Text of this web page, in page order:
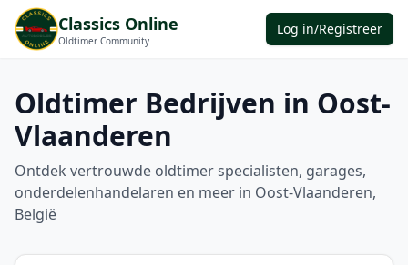
Classics Online
Oldtimer Community
Log in/Registreer
Oldtimer Bedrijven in Oost-
Vlaanderen
Ontdek vertrouwde oldtimer specialisten, garages,
onderdelenhandelaren en meer in Oost-Vlaanderen,
België